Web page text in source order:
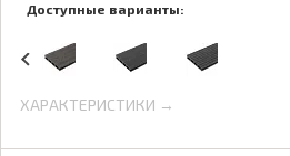
Доступные варианты:
ХАРАКТЕРИСТИКИ →